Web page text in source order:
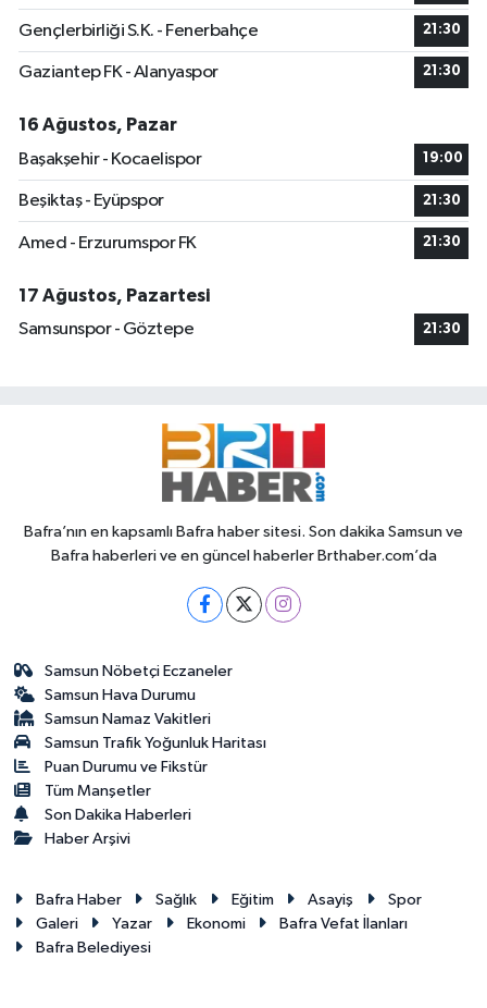
Gençlerbirliği S.K. - Fenerbahçe 21:30
Gaziantep FK - Alanyaspor 21:30
16 Ağustos, Pazar
Başakşehir - Kocaelispor
19:00
Beşiktaş - Eyüpspor 21:30
Amed - Erzurumspor FK 21:30
17 Ağustos, Pazartesi
Samsunspor - Göztepe
21:30
Bafra’nın en kapsamlı Bafra haber sitesi. Son dakika Samsun ve
Bafra haberleri ve en güncel haberler Brthaber.com’da
Samsun Nöbetçi Eczaneler
Samsun Hava Durumu
Samsun Namaz Vakitleri
Samsun Trafik Yoğunluk Haritası
Puan Durumu ve Fikstür
Tüm Manşetler
Son Dakika Haberleri
Haber Arşivi
Bafra Haber Sağlık Eğitim Asayiş
Spor
Galeri
Yazar Ekonomi
Bafra Vefat İlanları
Bafra Belediyesi